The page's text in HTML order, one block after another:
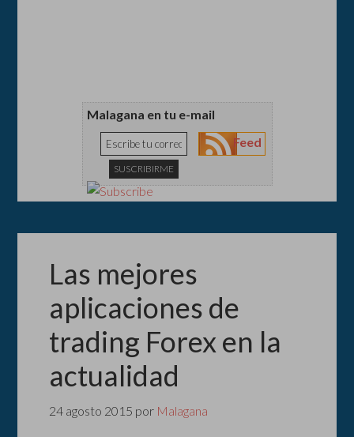
Malagana en tu e-mail
Feed
Las mejores
aplicaciones de
trading Forex en la
actualidad
24 agosto 2015 por Malagana